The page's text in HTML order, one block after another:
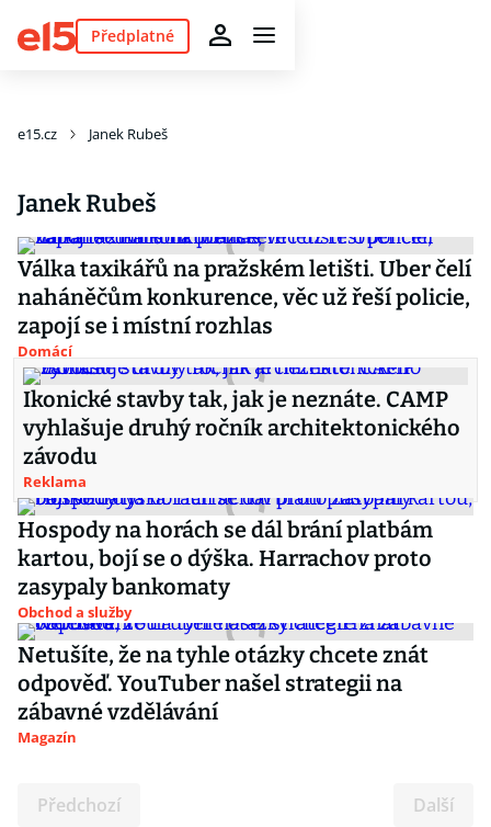
Předplatné
e15.cz Janek Rubeš
Janek Rubeš
Válka taxikářů na pražském letišti. Uber čelí
naháněčům konkurence, věc už řeší policie,
zapojí se i místní rozhlas
Domácí
Ikonické stavby tak, jak je neznáte. CAMP
vyhlašuje druhý ročník architektonického
závodu
Reklama
Hospody na horách se dál brání platbám
kartou, bojí se o dýška. Harrachov proto
zasypaly bankomaty
Obchod a služby
Netušíte, že na tyhle otázky chcete znát
odpověď. YouTuber našel strategii na
zábavné vzdělávání
Magazín
Předchozí Další